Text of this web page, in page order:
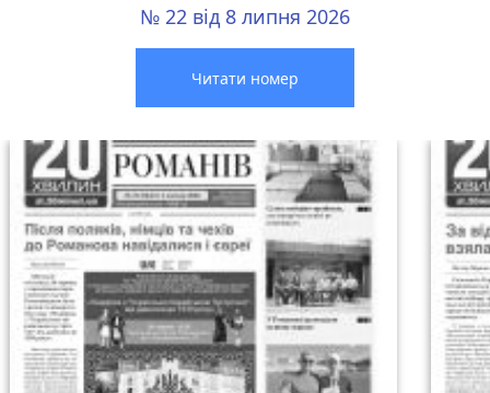
№ 22 від 8 липня 2026
Читати номер